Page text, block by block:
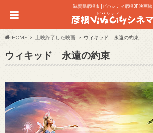
滋賀県彦根市 | ビバシティ彦根3F 映画館
HOME 上映終了した映画 ウィキッド 永遠の約束
ウィキッド 永遠の約束